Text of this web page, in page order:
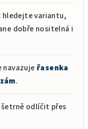
hledejte variantu,
dobře nositelná i
navazuje řasenka
.
odlíčit přes